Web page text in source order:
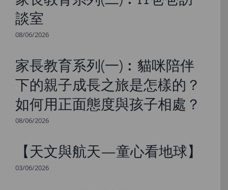
談室
08/06/2026
家長教育系列(一)︰貓咪陪伴
下的親子成長之旅是怎樣的？
如何用正面態度與孩子相處？
08/06/2026
【天文與航天—童心看地球】
03/06/2026